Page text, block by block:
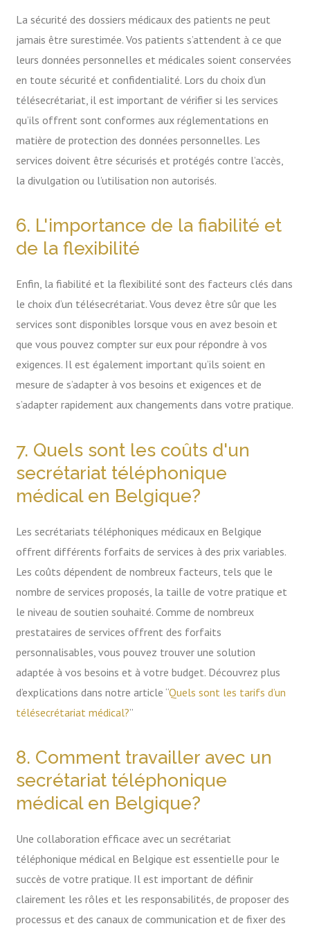
La sécurité des dossiers médicaux des patients ne peut
jamais être surestimée. Vos patients s’attendent à ce que
leurs données personnelles et médicales soient conservées
en toute sécurité et confidentialité. Lors du choix d’un
télésecrétariat, il est important de vérifier si les services
qu’ils offrent sont conformes aux réglementations en
matière de protection des données personnelles. Les
services doivent être sécurisés et protégés contre l’accès,
la divulgation ou l’utilisation non autorisés.
6. L'importance de la fiabilité et
de la flexibilité
Enfin, la fiabilité et la flexibilité sont des facteurs clés dans
le choix d’un télésecrétariat. Vous devez être sûr que les
services sont disponibles lorsque vous en avez besoin et
que vous pouvez compter sur eux pour répondre à vos
exigences. Il est également important qu’ils soient en
mesure de s’adapter à vos besoins et exigences et de
s’adapter rapidement aux changements dans votre pratique.
7. Quels sont les coûts d'un
secrétariat téléphonique
médical en Belgique?
Les secrétariats téléphoniques médicaux en Belgique
offrent différents forfaits de services à des prix variables.
Les coûts dépendent de nombreux facteurs, tels que le
nombre de services proposés, la taille de votre pratique et
le niveau de soutien souhaité. Comme de nombreux
prestataires de services offrent des forfaits
personnalisables, vous pouvez trouver une solution
adaptée à vos besoins et à votre budget. Découvrez plus
d’explications dans notre article “Quels sont les tarifs d’un
télésecrétariat médical?”
8. Comment travailler avec un
secrétariat téléphonique
médical en Belgique?
Une collaboration efficace avec un secrétariat
téléphonique médical en Belgique est essentielle pour le
succès de votre pratique. Il est important de définir
clairement les rôles et les responsabilités, de proposer des
processus et des canaux de communication et de fixer des